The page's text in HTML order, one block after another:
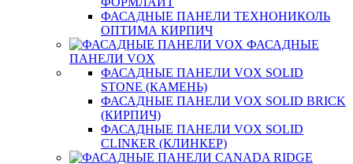
ФАСАДНЫЕ ПАНЕЛИ ТЕХНОНИКОЛЬ
ОПТИМА КИРПИЧ
ФАСАДНЫЕ
ПАНЕЛИ VOX
ФАСАДНЫЕ ПАНЕЛИ VOX SOLID
STONE (КАМЕНЬ)
ФАСАДНЫЕ ПАНЕЛИ VOX SOLID BRICK
(КИРПИЧ)
ФАСАДНЫЕ ПАНЕЛИ VOX SOLID
CLINКER (КЛИНКЕР)